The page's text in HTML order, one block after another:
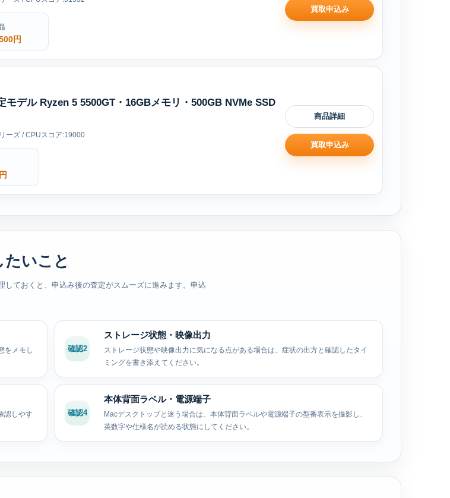
円
買取申込み
デル Ryzen 5 5500GT・16GBメモリ・500GB NVMe SSD
ーズ / CPUスコア:19000
商品詳細
買取申込み
いこと
ておくと、申込み後の査定がスムーズに進みます。申込
をメモし
確認2
ストレージ状態・映像出力
ストレージ状態や映像出力に気になる点がある場合は、症状の出方と確認したタイ
ミングを書き添えてください。
認しやす
確認4
本体背面ラベル・電源端子
Macデスクトップと迷う場合は、本体背面ラベルや電源端子の型番表示を撮影し、
英数字や仕様名が読める状態にしてください。